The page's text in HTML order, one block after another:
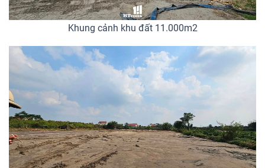
Khung cảnh khu đất 11.000m2